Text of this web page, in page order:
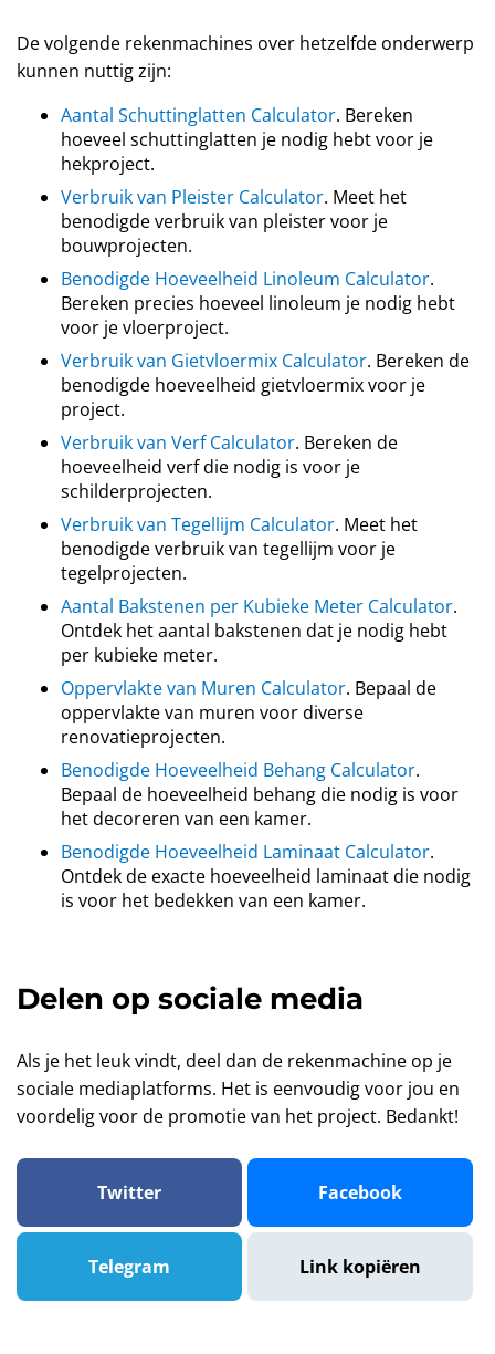
De volgende rekenmachines over hetzelfde onderwerp
kunnen nuttig zijn:
Aantal Schuttinglatten Calculator. Bereken
hoeveel schuttinglatten je nodig hebt voor je
hekproject.
Verbruik van Pleister Calculator. Meet het
benodigde verbruik van pleister voor je
bouwprojecten.
Benodigde Hoeveelheid Linoleum Calculator.
Bereken precies hoeveel linoleum je nodig hebt
voor je vloerproject.
Verbruik van Gietvloermix Calculator. Bereken de
benodigde hoeveelheid gietvloermix voor je
project.
Verbruik van Verf Calculator. Bereken de
hoeveelheid verf die nodig is voor je
schilderprojecten.
Verbruik van Tegellijm Calculator. Meet het
benodigde verbruik van tegellijm voor je
tegelprojecten.
Aantal Bakstenen per Kubieke Meter Calculator.
Ontdek het aantal bakstenen dat je nodig hebt
per kubieke meter.
Oppervlakte van Muren Calculator. Bepaal de
oppervlakte van muren voor diverse
renovatieprojecten.
Benodigde Hoeveelheid Behang Calculator.
Bepaal de hoeveelheid behang die nodig is voor
het decoreren van een kamer.
Benodigde Hoeveelheid Laminaat Calculator.
Ontdek de exacte hoeveelheid laminaat die nodig
is voor het bedekken van een kamer.
Delen op sociale media
Als je het leuk vindt, deel dan de rekenmachine op je
sociale mediaplatforms. Het is eenvoudig voor jou en
voordelig voor de promotie van het project. Bedankt!
Twitter Facebook
Telegram Link kopiëren